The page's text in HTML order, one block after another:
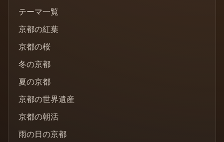
テーマ一覧
京都の紅葉
京都の桜
冬の京都
夏の京都
京都の世界遺産
京都の朝活
雨の日の京都